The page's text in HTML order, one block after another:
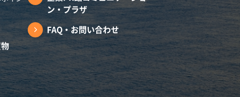
ン・プラザ
FAQ・お問い合わせ